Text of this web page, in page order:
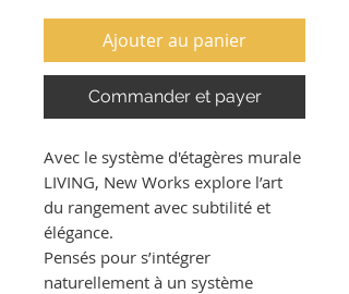
Ajouter au panier
Commander et payer
Avec le système d'étagères murale
LIVING, New Works explore l’art
du rangement avec subtilité et
élégance.
Pensés pour s’intégrer
naturellement à un système